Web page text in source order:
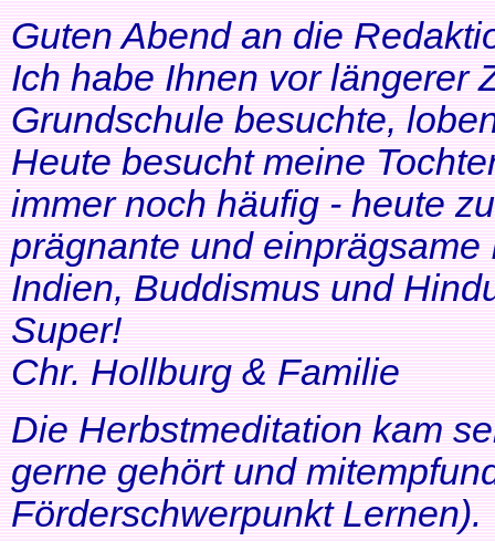
Guten Abend an die
Ich habe Ihnen vor längerer
Grundschule besuchte,
Heute besucht meine
immer noch häufig - heute
prägnante und
Indien, Buddismus und
Super!
Chr. Hollburg & Familie
Die Herbstmeditation kam
gerne gehört und
Förderschwerpunkt Lernen).